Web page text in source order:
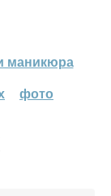
маникюра
фото